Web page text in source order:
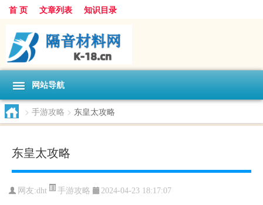
首 页 文章列表 知识目录
网站导航
> 手游攻略 > 东皇太攻略
东皇太攻略
网友:dht 手游攻略 2024-04-23 18:17:07